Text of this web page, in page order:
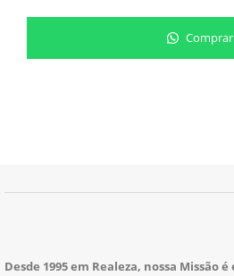
Comprar
Desde 1995 em Realeza, nossa Missão